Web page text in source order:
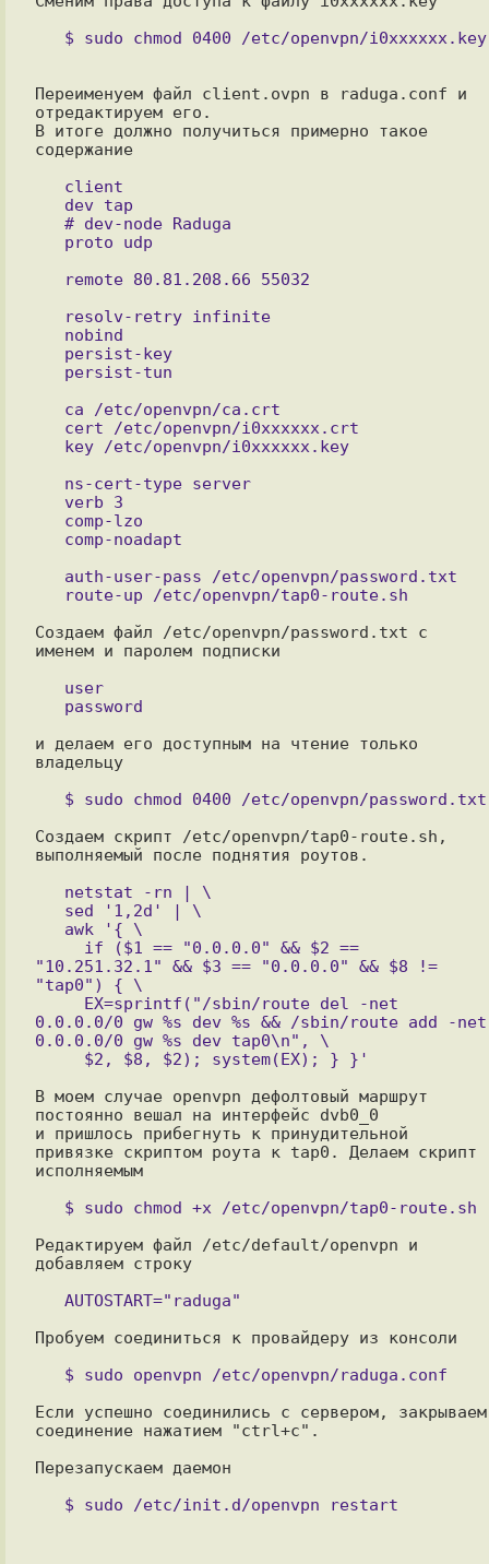
   $ sudo chmod 0400 /etc/openvpn/i0xxxxxx.key
Переименуем файл client.ovpn в raduga.conf и
отредактируем его.
В итоге должно получиться примерно такое
содержание
Создаем файл /etc/openvpn/password.txt с
именем и паролем подписки
и делаем его доступным на чтение только
владельцу
Создаем скрипт /etc/openvpn/tap0-route.sh,
выполняемый после поднятия роутов.
"10.251.32.1" && $3 == "0.0.0.0" && $8 !=
"tap0") { \
0.0.0.0/0 gw %s dev %s && /sbin/route add -net
0.0.0.0/0 gw %s dev tap0\n", \
В моем случае openvpn дефолтовый маршрут
постоянно вешал на интерфейс dvb0_0
и пришлось прибегнуть к принудительной
привязке скриптом роута к tap0. Делаем скрипт
исполняемым
Редактируем файл /etc/default/openvpn и
добавляем строку
Пробуем соединиться к провайдеру из консоли
Если успешно соединились с сервером, закрываем
соединение нажатием "ctrl+c".
Перезапускаем даемон